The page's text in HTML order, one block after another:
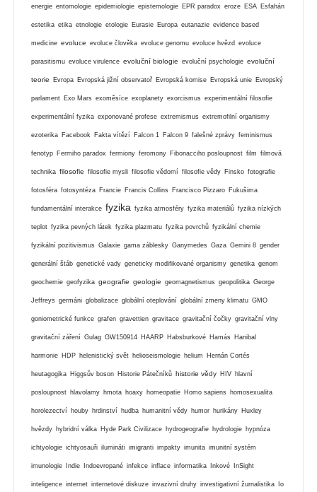
energie entomologie epidemiologie epistemologie EPR paradox eroze ESA Esfahán
estetika etika etnologie etologie Eurasie Europa eutanazie evidence based
medicine evoluce evoluce člověka evoluce genomu evoluce hvězd evoluce
parasitismu evoluce virulence evoluční biologie evoluční psychologie evoluční
teorie Evropa Evropská jižní observatoř Evropská komise Evropská unie Evropský
parlament Exo Mars exoměsíce exoplanety exorcismus experimentální filosofie
experimentální fyzika exponované profese extremismus extremofilní organismy
ezoterika Facebook Fakta vítězí Falcon 1 Falcon 9 falešné zprávy feminismus
fenotyp Fermiho paradox fermiony feromony Fibonacciho posloupnost film filmová
technika filosofie filosofie mysli filosofie vědomí filosofie vědy Finsko fotografie
fotosféra fotosyntéza Francie Francis Collins Francisco Pizzaro Fukušima
fundamentální interakce fyzika fyzika atmosféry fyzika materiálů fyzika nízkých
teplot fyzika pevných látek fyzika plazmatu fyzika povrchů fyzikální chemie
fyzikální pozitivismus Galaxie gama záblesky Ganymedes Gaza Gemini 8 gender
generální štáb genetické vady geneticky modifikované organismy genetika genom
geochemie geofyzika geografie geologie geomagnetismus geopolitika George
Jeffreys germáni globalizace globální oteplování globální zmeny klimatu GMO
goniometrické funkce grafen gravettien gravitace gravitační čočky gravitační vlny
gravitační záření Gulag GW150914 HAARP Habsburkové Hamás Hanibal
harmonie HDP helenistický svět helioseismologie helium Hernán Cortés
heutagogika Higgsův boson Historie Pátečníků historie vědy HIV hlavní
posloupnost hlavolamy hmota hoaxy homeopatie Homo sapiens homosexualita
horolezectví houby hrdinství hudba humanitní vědy humor hurikány Huxley
hvězdy hybridní válka Hyde Park Civilizace hydrogeografie hydrologie hypnóza
ichtyologie ichtyosauři ilumináti imigranti impakty imunita imunitní systém
imunologie Indie Indoevropané infekce inflace informatika Inkové InSight
inteligence internet internetové diskuze invazivní druhy investigativní žurnalistika Io